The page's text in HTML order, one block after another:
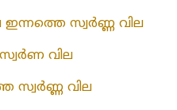
സ്വർണ്ണ വില
വില
സ്വർണ്ണ വില